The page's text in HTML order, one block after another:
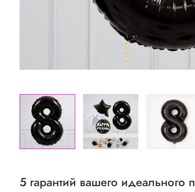
5 гарантий вашего идеального